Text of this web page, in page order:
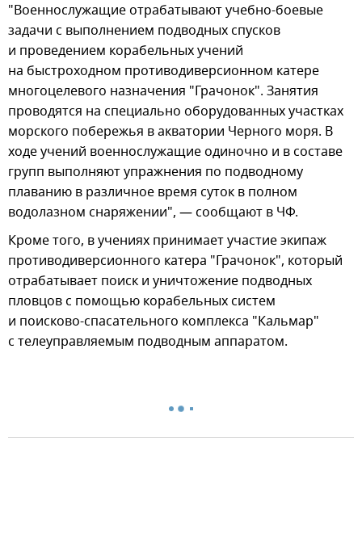
"Военнослужащие отрабатывают учебно-боевые
задачи с выполнением подводных спусков
и проведением корабельных учений
на быстроходном противодиверсионном катере
многоцелевого назначения "Грачонок". Занятия
проводятся на специально оборудованных участках
морского побережья в акватории Черного моря. В
ходе учений военнослужащие одиночно и в составе
групп выполняют упражнения по подводному
плаванию в различное время суток в полном
водолазном снаряжении", — сообщают в ЧФ.
Кроме того, в учениях принимает участие экипаж
противодиверсионного катера "Грачонок", который
отрабатывает поиск и уничтожение подводных
пловцов с помощью корабельных систем
и поисково-спасательного комплекса "Кальмар"
с телеуправляемым подводным аппаратом.